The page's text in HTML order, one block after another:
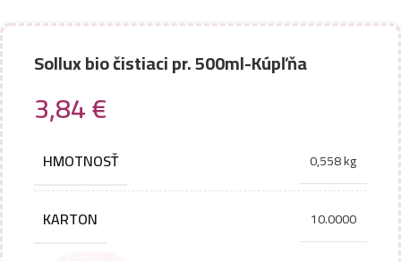
Sollux bio čistiaci pr. 500ml-Kúpľňa
3,84€
HMOTNOSŤ 0,558 kg
KARTON 10.0000